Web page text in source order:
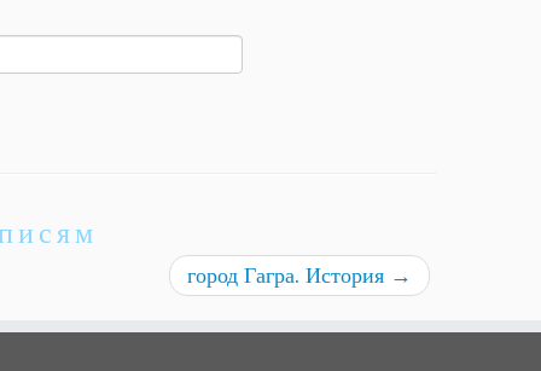
город Гагра. История →